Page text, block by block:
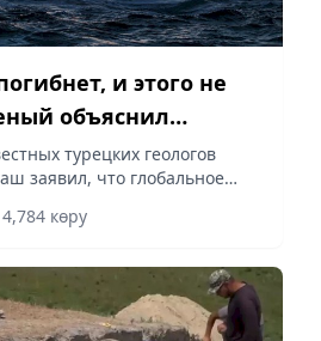
и этого не
объяснил
турецких геологов
заявил, что глобальное
уже нельзя избежать,
4,784 көру